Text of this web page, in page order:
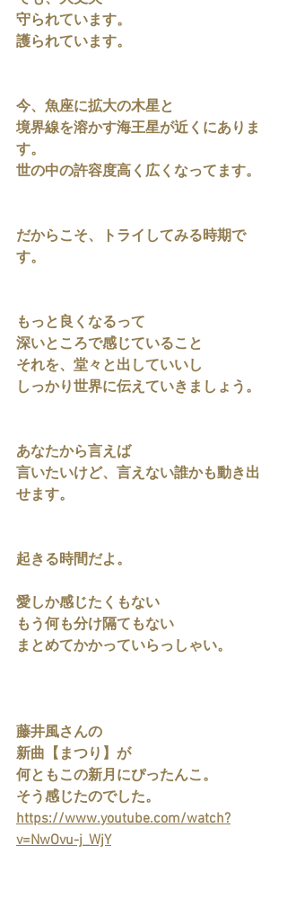
守られています。
護られています。
今、魚座に拡大の木星と
境界線を溶かす海王星が近くにありま
す。
世の中の許容度高く広くなってます。
だからこそ、トライしてみる時期で
す。
もっと良くなるって
深いところで感じていること
それを、堂々と出していいし
しっかり世界に伝えていきましょう。
あなたから言えば
言いたいけど、言えない誰かも動き出
せます。
起きる時間だよ。
愛しか感じたくもない
もう何も分け隔てもない
まとめてかかっていらっしゃい。
藤井風さんの
新曲【まつり】が
何ともこの新月にぴったんこ。
そう感じたのでした。
https://www.youtube.com/watch?
v=NwOvu-j_WjY